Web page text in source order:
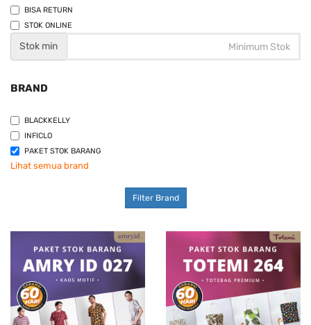
BISA RETURN
STOK ONLINE
Stok min
BRAND
BLACKKELLY
INFICLO
PAKET STOK BARANG
Lihat semua brand
Filter Brand